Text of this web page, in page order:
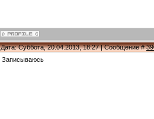
Дата: Суббота, 20.04.2013, 18:27 | Сообщение #
Записываюсь